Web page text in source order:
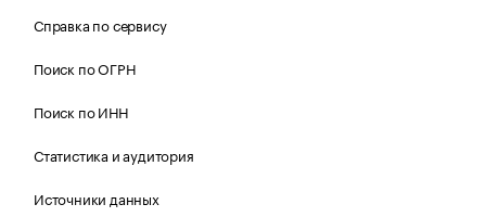
Справка по сервису
Поиск по ОГРН
Поиск по ИНН
Статистика и аудитория
Источники данных